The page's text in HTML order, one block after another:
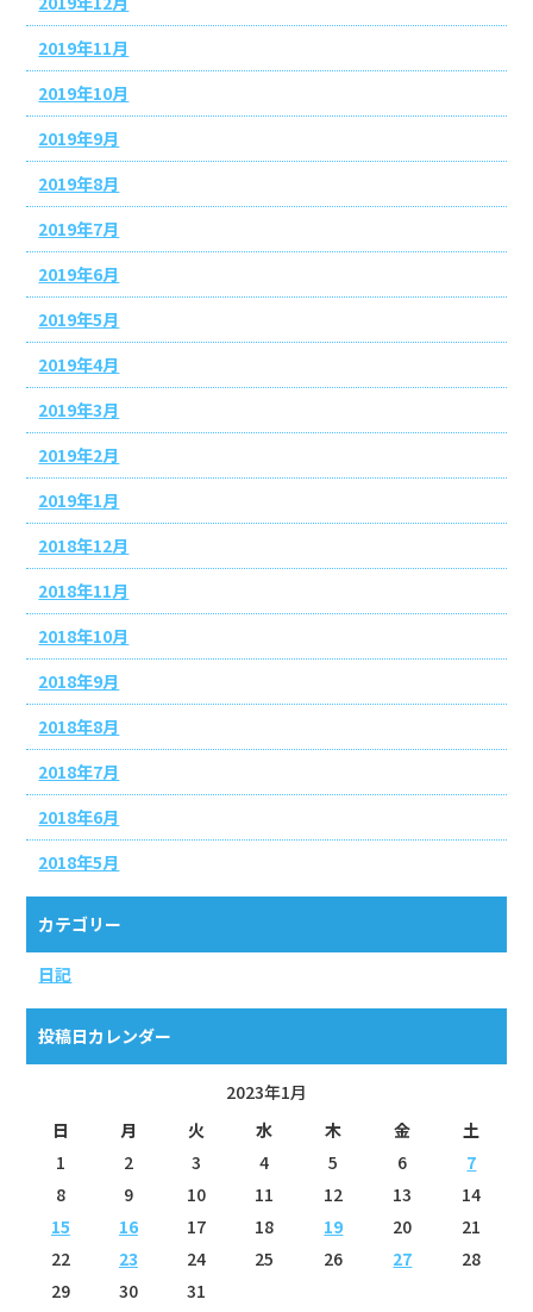
2019年11月
2019年10月
2019年9月
2019年8月
2019年7月
2019年6月
2019年5月
2019年4月
2019年3月
2019年2月
2019年1月
2018年12月
2018年11月
2018年10月
2018年9月
2018年8月
2018年7月
2018年6月
2018年5月
カテゴリー
日記
投稿日カレンダー
2023年1月
日
月 火 水 木 金 土
1 2 3 4 5 6
7
8
9 10 11 12 13
14
15
16 17 18 19 20
21
22
23 24 25 26 27
28
29
30 31